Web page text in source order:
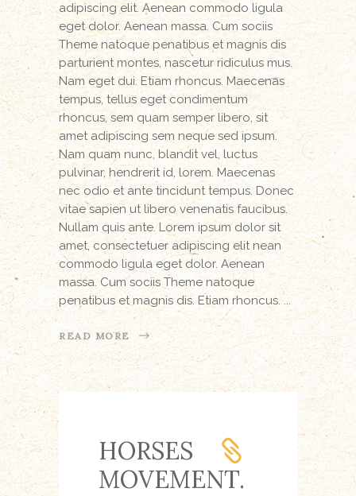
adipiscing elit. Aenean commodo ligula
eget dolor. Aenean massa. Cum sociis
Theme natoque penatibus et magnis dis
parturient montes, nascetur ridiculus mus.
Nam eget dui. Etiam rhoncus. Maecenas
tempus, tellus eget condimentum
rhoncus, sem quam semper libero, sit
amet adipiscing sem neque sed ipsum.
Nam quam nunc, blandit vel, luctus
pulvinar, hendrerit id, lorem. Maecenas
nec odio et ante tincidunt tempus. Donec
vitae sapien ut libero venenatis faucibus.
Nullam quis ante. Lorem ipsum dolor sit
amet, consectetuer adipiscing elit nean
commodo ligula eget dolor. Aenean
massa. Cum sociis Theme natoque
penatibus et magnis dis. Etiam rhoncus.
READ MORE
HORSES
MOVEMENT.